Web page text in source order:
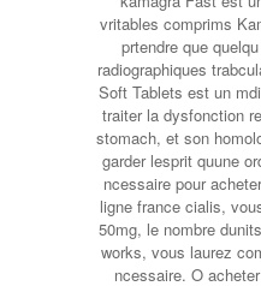
vritables comprims
prtendre que
radiographiques
Soft Tablets est un
traiter la dysfonction
stomach, et son
garder lesprit quune
ncessaire pour
ligne france cialis,
50mg, le nombre
works, vous laurez
ncessaire. O